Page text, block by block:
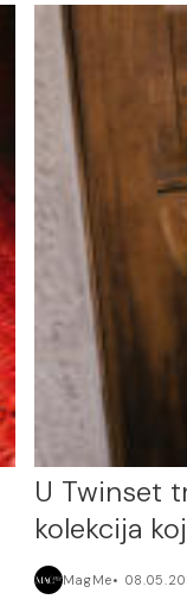
U Twinset
kolekcija
MagMe